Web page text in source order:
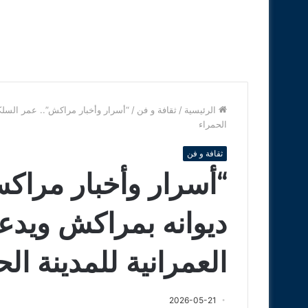
الرئيسية / ثقافة و فن / “أسرار وأخبار مراكش”.. عمر
الحمراء
ثقافة و فن
“أسرار وأخبار
ديوانه بمراكش
العمرانية للمدينة
2026-05-21